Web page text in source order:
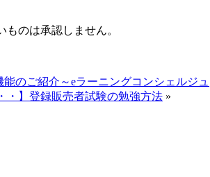
のは承認しません。
のご紹介～eラーニングコンシェルジュ
・】登録販売者試験の勉強方法 »